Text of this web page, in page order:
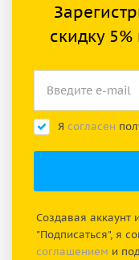
скидку
Я согласен
Создавая аккаунт
"Подписаться", я
соглашением и